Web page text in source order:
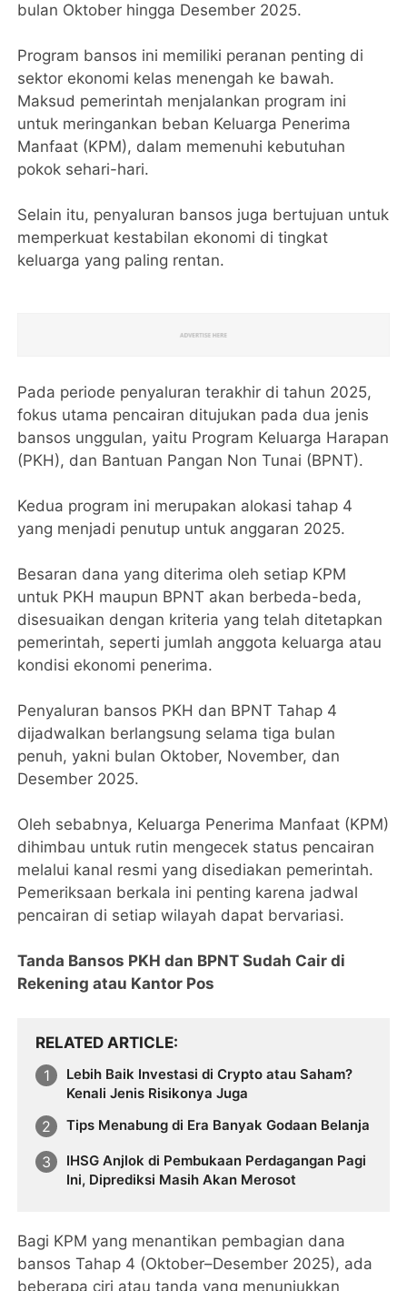
bulan Oktober hingga Desember 2025.
Program bansos ini memiliki peranan penting di
sektor ekonomi kelas menengah ke bawah.
Maksud pemerintah menjalankan program ini
untuk meringankan beban Keluarga Penerima
Manfaat (KPM), dalam memenuhi kebutuhan
pokok sehari-hari.
Selain itu, penyaluran bansos juga bertujuan untuk
memperkuat kestabilan ekonomi di tingkat
keluarga yang paling rentan.
Pada periode penyaluran terakhir di tahun 2025,
fokus utama pencairan ditujukan pada dua jenis
bansos unggulan, yaitu Program Keluarga Harapan
(PKH), dan Bantuan Pangan Non Tunai (BPNT).
Kedua program ini merupakan alokasi tahap 4
yang menjadi penutup untuk anggaran 2025.
Besaran dana yang diterima oleh setiap KPM
untuk PKH maupun BPNT akan berbeda-beda,
disesuaikan dengan kriteria yang telah ditetapkan
pemerintah, seperti jumlah anggota keluarga atau
kondisi ekonomi penerima.
Penyaluran bansos PKH dan BPNT Tahap 4
dijadwalkan berlangsung selama tiga bulan
penuh, yakni bulan Oktober, November, dan
Desember 2025.
Oleh sebabnya, Keluarga Penerima Manfaat (KPM)
dihimbau untuk rutin mengecek status pencairan
melalui kanal resmi yang disediakan pemerintah.
Pemeriksaan berkala ini penting karena jadwal
pencairan di setiap wilayah dapat bervariasi.
Tanda Bansos PKH dan BPNT Sudah Cair di
Rekening atau Kantor Pos
RELATED ARTICLE
Lebih Baik Investasi di Crypto atau Saham?
Kenali Jenis Risikonya Juga
Tips Menabung di Era Banyak Godaan Belanja
IHSG Anjlok di Pembukaan Perdagangan Pagi
Ini, Diprediksi Masih Akan Merosot
Bagi KPM yang menantikan pembagian dana
bansos Tahap 4 (Oktober–Desember 2025), ada
beberapa ciri atau tanda yang menunjukkan